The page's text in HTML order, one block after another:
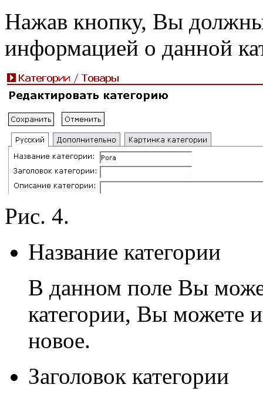
Нажав кнопку, Вы
информацией о данной
Рис. 4.
Название категории
В данном поле Вы
категории, Вы можете
новое.
Заголовок категории